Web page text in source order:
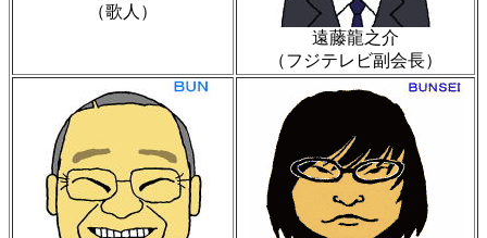
（歌人）
遠藤龍之介
（フジテレビ副会長）